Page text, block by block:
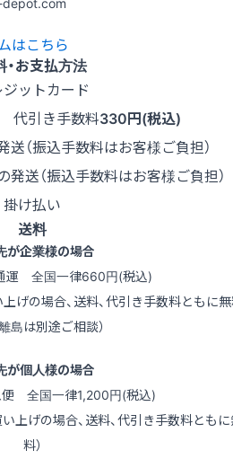
はこちら
・お支払方法
ジットカード
代引き手数料330円(税込)
送（振込手数料はお客様ご負担）
発送（振込手数料はお客様ご負担）
掛け払い
送料
が企業様の場合
運 全国一律660円(税込)
げの場合、送料、代引き手数料ともに無
離島は別途ご相談）
が個人様の場合
便 全国一律1,200円(税込)
上げの場合、送料、代引き手数料とも
料）